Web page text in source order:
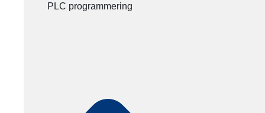
PLC programmering